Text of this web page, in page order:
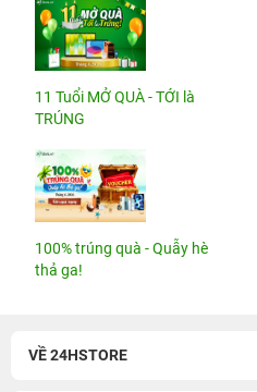
11 Tuổi MỞ QUÀ - TỚI là
TRÚNG
100% trúng quà - Quẫy hè
thả ga!
VỀ 24HSTORE